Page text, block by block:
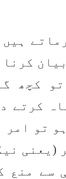
کچھ
کرتے
تو امر
(یعنی
سے منع